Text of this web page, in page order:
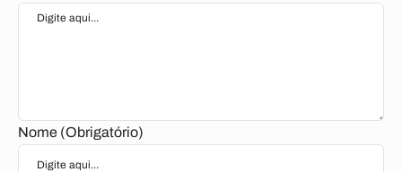
Nome (Obrigatório)